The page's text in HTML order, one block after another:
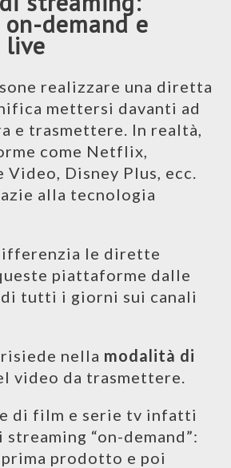
demand e
live
realizzare una diretta
mettersi davanti ad
e trasmettere. In realtà,
come Netflix,
Video, Disney Plus, ecc.
alla tecnologia
le dirette
piattaforme dalle
tutti i giorni sui canali
nella modalità di
video da trasmettere.
di film e serie tv infatti
“on-demand”:
prodotto e poi